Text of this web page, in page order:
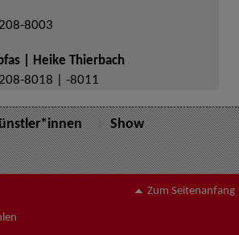
8003
| Heike Thierbach
8018 | -8011
Show
Zum Seitenanfang